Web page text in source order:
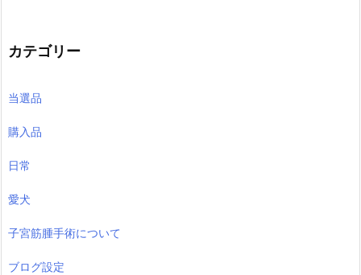
カテゴリー
当選品
購入品
日常
愛犬
子宮筋腫手術について
ブログ設定